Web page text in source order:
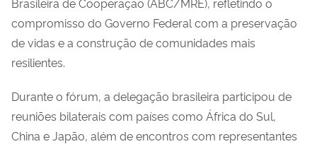
compromisso do Governo Federal com a preservação
de vidas e a construção de comunidades mais
resilientes.
Durante o fórum, a delegação brasileira participou de
reuniões bilaterais com países como África do Sul,
China e Japão, além de encontros com representantes